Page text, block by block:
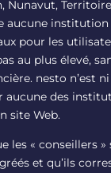
Nunavut,
aucune institution
pour les
au plus élevé,
nesto n’est
aucune des
site Web.
les « conseillers »
et qu’ils